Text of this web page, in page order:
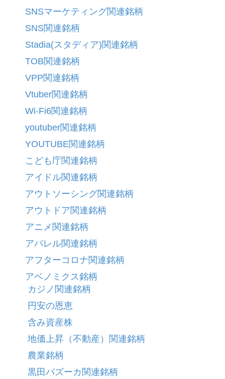
SNSマーケティング関連銘柄
SNS関連銘柄
Stadia(スタディア)関連銘柄
TOB関連銘柄
VPP関連銘柄
Vtuber関連銘柄
Wi-Fi6関連銘柄
youtuber関連銘柄
YOUTUBE関連銘柄
こども庁関連銘柄
アイドル関連銘柄
アウトソーシング関連銘柄
アウトドア関連銘柄
アニメ関連銘柄
アパレル関連銘柄
アフターコロナ関連銘柄
アベノミクス銘柄
カジノ関連銘柄
円安の恩恵
含み資産株
地価上昇（不動産）関連銘柄
農業銘柄
黒田バズーカ関連銘柄